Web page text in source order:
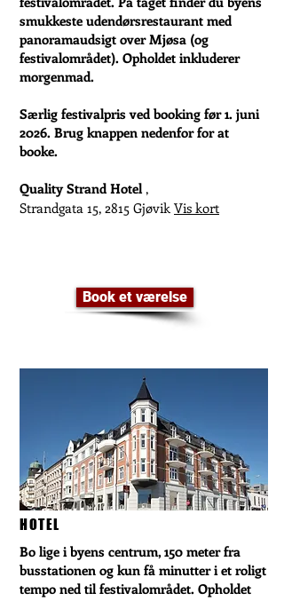
smukkeste udendørsrestaurant med
panoramaudsigt over Mjøsa (og
festivalområdet). Opholdet inkluderer
morgenmad.
Særlig festivalpris ved booking før 1. juni
2026. Brug knappen nedenfor for at
booke.
Quality Strand Hotel,
Strandgata 15, 2815 Gjøvik Vis kort
Book et værelse
HOTEL
Bo lige i byens centrum, 150 meter fra
busstationen og kun få minutter i et roligt
tempo ned til festivalområdet. Opholdet